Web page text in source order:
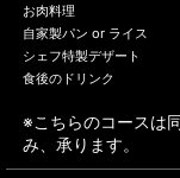
お肉料理
自家製パン or ライス
シェフ特製デザート
食後のドリンク
※こちらのコースは
み、承ります。